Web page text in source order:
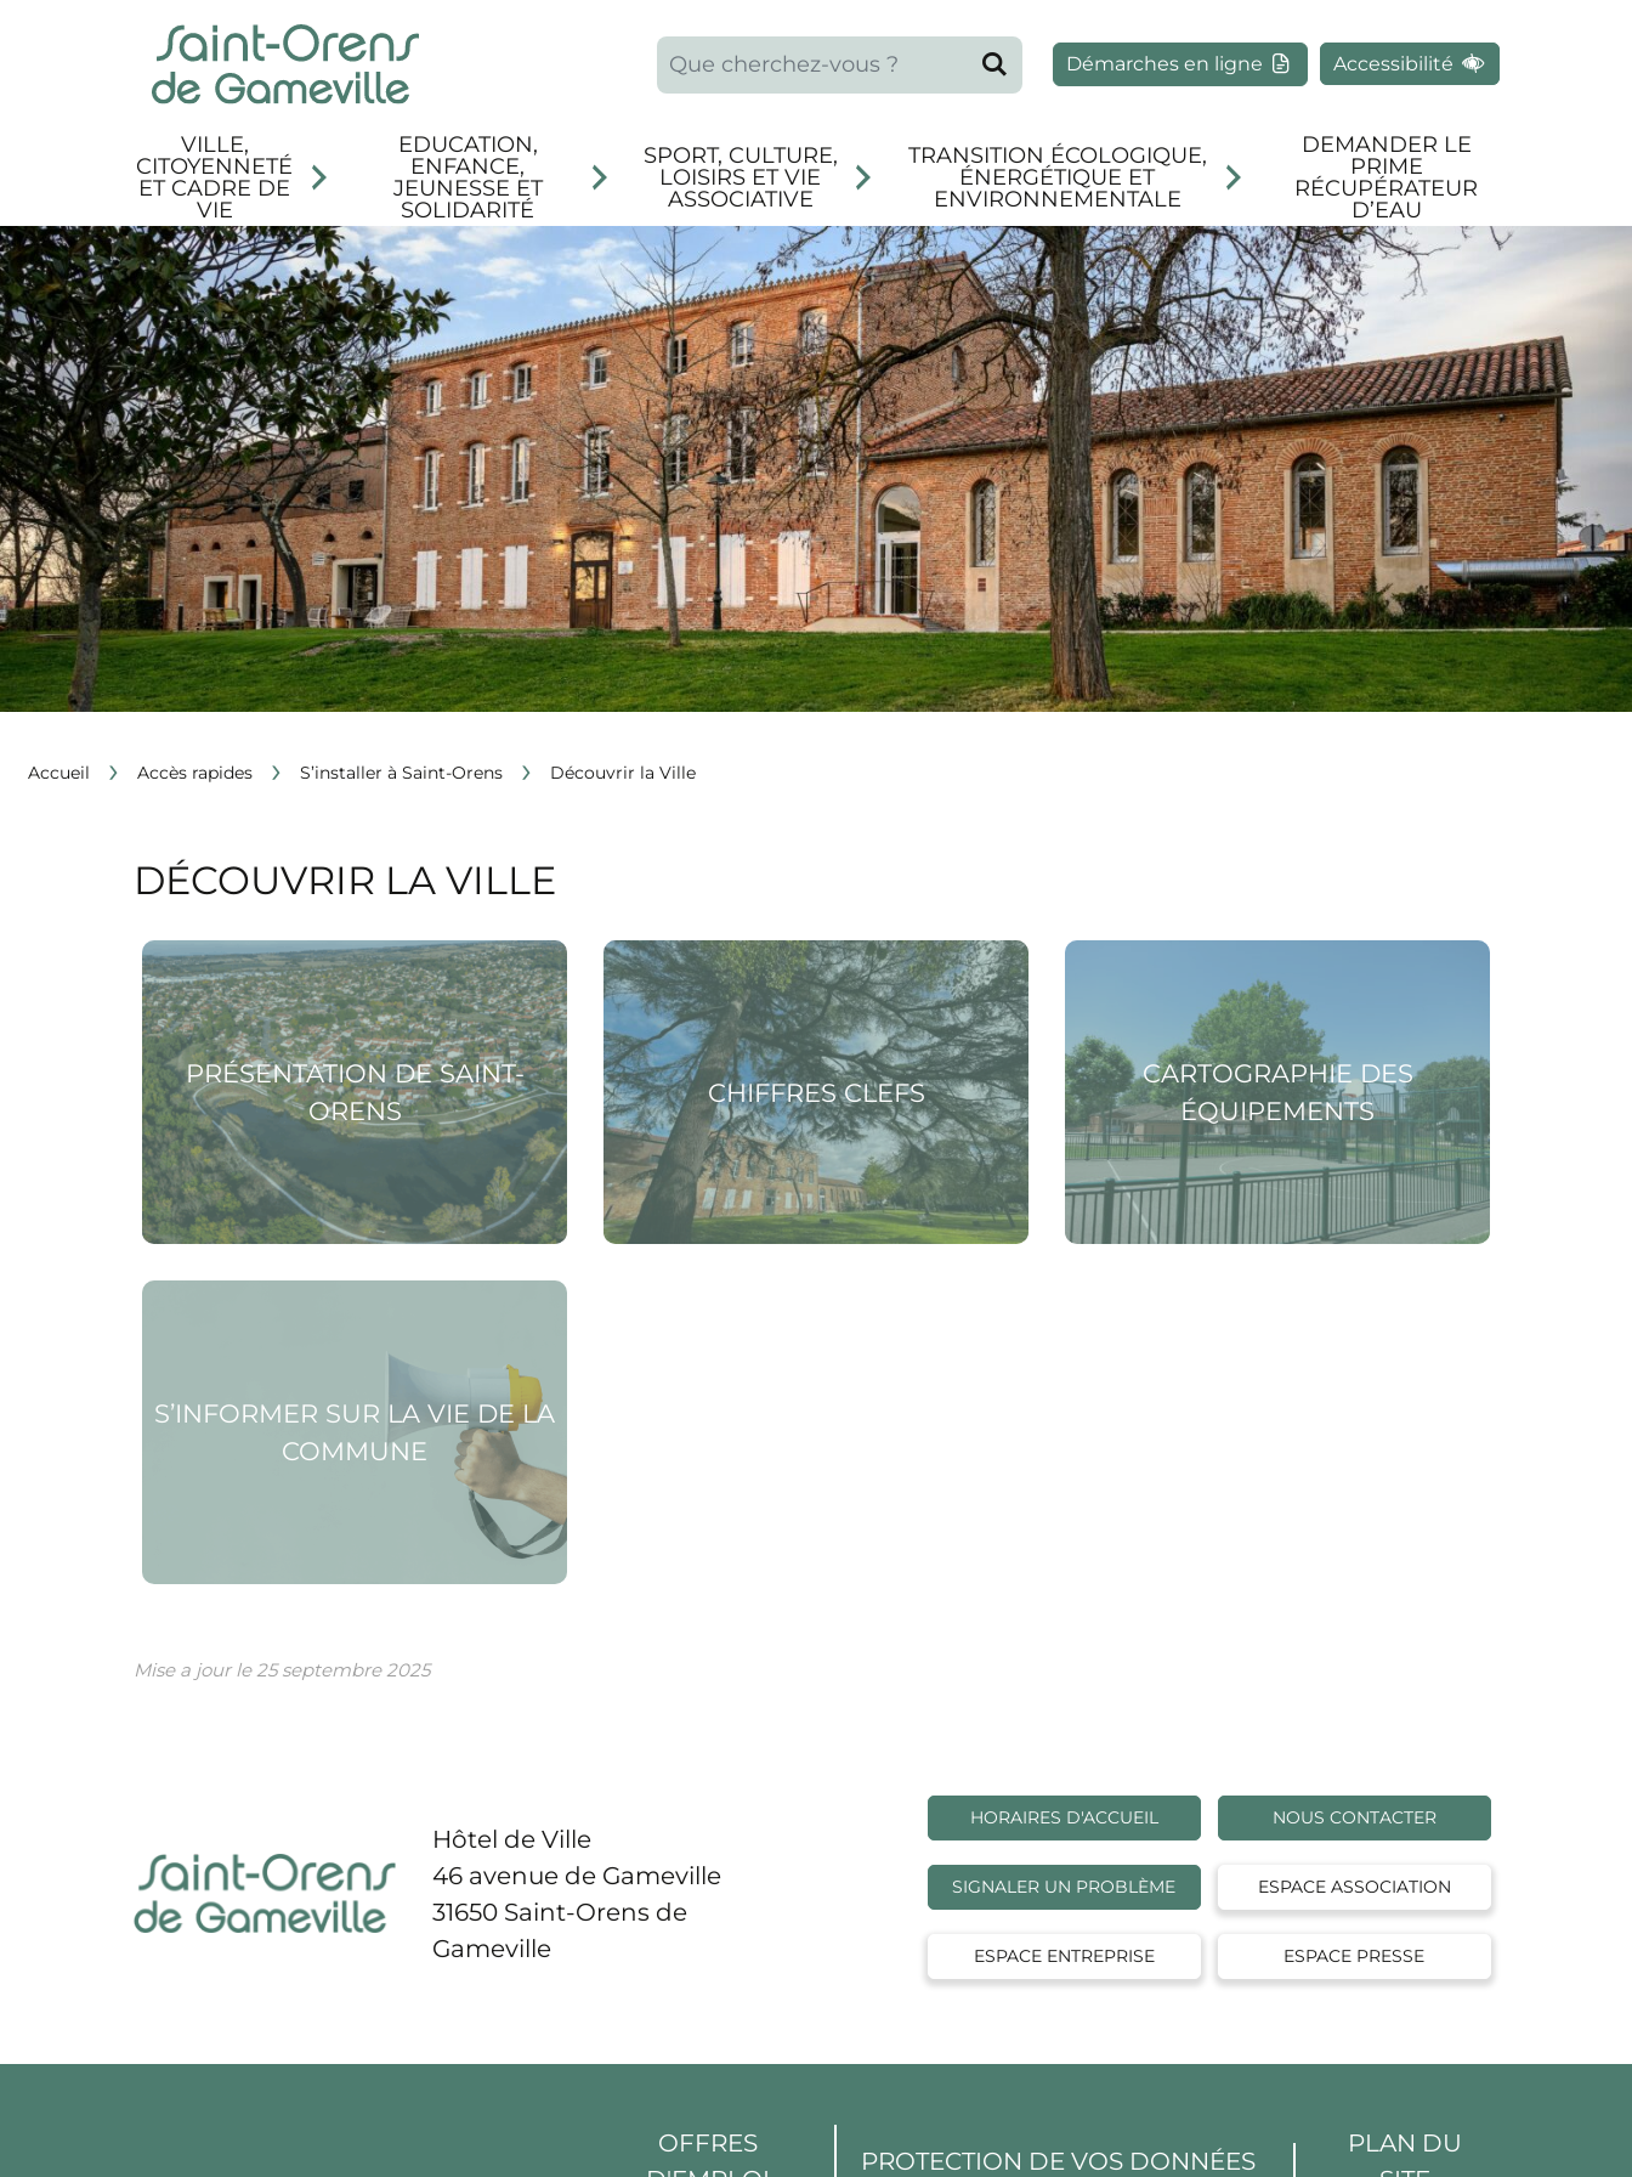
Que recherchez-vous ?
Rechercher
Démarches en ligne Accessibilité
VILLE,
CITOYENNETÉ
ET CADRE DE
VIE
EDUCATION,
ENFANCE,
JEUNESSE ET
SOLIDARITÉ
SPORT, CULTURE,
LOISIRS ET VIE
ASSOCIATIVE
TRANSITION ÉCOLOGIQUE,
ÉNERGÉTIQUE ET
ENVIRONNEMENTALE
DEMANDER LE
PRIME
RÉCUPÉRATEUR
D’EAU
Accueil › Accès rapides › S’installer à Saint-Orens › Découvrir la Ville
DÉCOUVRIR LA VILLE
PRÉSENTATION DE SAINT-
ORENS
Voir la page Présentation de Saint-Orens
CHIFFRES CLEFS
Voir la page Chiffres clefs
CARTOGRAPHIE DES
ÉQUIPEMENTS
Voir la page Cartographie des équipements
S’INFORMER SUR LA VIE DE LA
COMMUNE
Voir la page S’informer sur la vie de la
Mise a jour le25 septembre 2025
Hôtel de Ville
46 avenue de Gameville
31650 Saint-Orens de
Gameville
HORAIRES D'ACCUEIL NOUS CONTACTER
SIGNALER UN PROBLÈME ESPACE ASSOCIATION
ESPACE ENTREPRISE ESPACE PRESSE
OFFRES
PROTECTION DE VOS DONNÉES
PLAN DU